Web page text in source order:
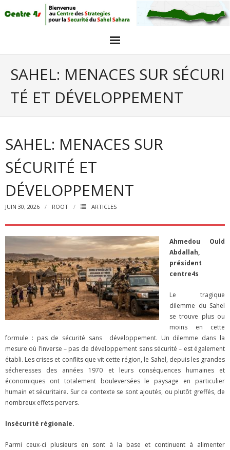
Articles
Agenda
objectifs
SAHEL: MENACES SUR SÉCURI
TÉ ET DÉVELOPPEMENT
SAHEL: MENACES SUR
SÉCURITÉ ET
DÉVELOPPEMENT
JUIN 30, 2026 ROOT ARTICLES
Ahmedou Ould
Abdallah,
président
centre4s
Le tragique
dilemme du Sahel
se trouve plus ou
moins en cette
formule : pas de sécurité sans développement. Un dilemme dans la
mesure où l’inverse – pas de développement sans sécurité – est également
établi. Les crises et conflits que vit cette région, le Sahel, depuis les grandes
sécheresses des années 1970 et leurs conséquences humaines et
économiques ont totalement bouleversées le paysage en particulier
humain et sécuritaire. Sur ce contexte se sont ajoutés, ou plutôt greffés, de
nombreux effets pervers.
Insécurité régionale.
Parmi ceux-ci plusieurs en sont à la base et continuent à alimenter